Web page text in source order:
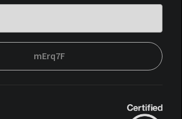
mErq7F